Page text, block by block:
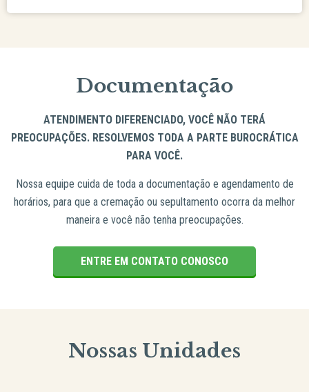
Documentação
ATENDIMENTO DIFERENCIADO, VOCÊ NÃO TERÁ
PREOCUPAÇÕES. RESOLVEMOS TODA A PARTE BUROCRÁTICA
PARA VOCÊ.
Nossa equipe cuida de toda a documentação e agendamento de
horários, para que a cremação ou sepultamento ocorra da melhor
maneira e você não tenha preocupações.
ENTRE EM CONTATO CONOSCO
Nossas Unidades